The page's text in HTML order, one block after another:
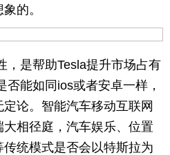
的。
，是帮助Tesla提升市场占有
能如同ios或者安卓一样，
论。智能汽车移动互联网
相径庭，汽车娱乐、位置
统模式是否会以特斯拉为